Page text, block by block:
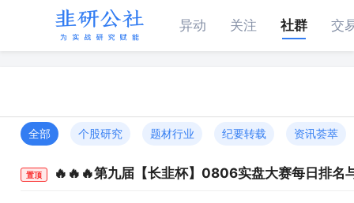
异动 关注 社群 交
全部 个股研究 题材行业 纪要转载 资讯荟萃
置顶 🔥🔥🔥第九届【长韭杯】0806实盘大赛每日排名